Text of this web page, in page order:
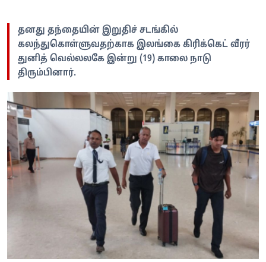
தனது தந்தையின் இறுதிச் சடங்கில்
கலந்துகொள்ளுவதற்காக இலங்கை கிரிக்கெட் வீரர்
துனித் வெல்லலகே இன்று (19) காலை நாடு
திரும்பினார்.